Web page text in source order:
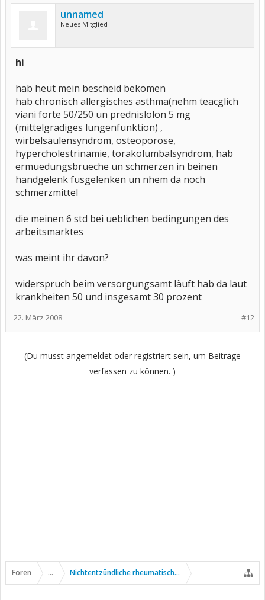
ihr könnt mich auch direkt anmailen.
binn neu hier und habe noch nicht so den durchblick.
unnamed
Neues Mitglied
hi
hab heut mein bescheid bekomen
hab chronisch allergisches asthma(nehm teacglich
viani forte 50/250 un prednislolon 5 mg
(mittelgradiges lungenfunktion) ,
wirbelsäulensyndrom, osteoporose,
hypercholestrinämie, torakolumbalsyndrom, hab
ermuedungsbrueche un schmerzen in beinen
handgelenk fusgelenken un nhem da noch
schmerzmittel
die meinen 6 std bei ueblichen bedingungen des
arbeitsmarktes
was meint ihr davon?
widerspruch beim versorgungsamt läuft hab da laut
krankheiten 50 und insgesamt 30 prozent
#12
22. März 2008
(Du musst angemeldet oder registriert sein, um Beiträge
verfassen zu können. )
Foren ... Nichtentzündliche rheumatische Erkrankungen